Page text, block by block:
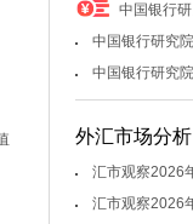
中国银行
中国银行研究
中国银行研究
外汇市场分析
汇市观察2026
汇市观察2026